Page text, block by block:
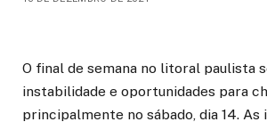
O final de semana no litoral paulista
instabilidade e oportunidades para
principalmente no sábado, dia 14. As